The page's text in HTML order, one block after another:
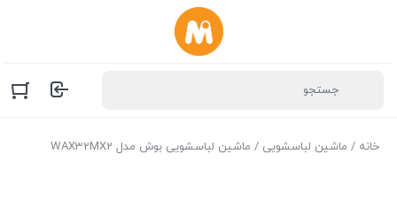
خانه / ماشین لباسشویی / ماشین لباسشویی بوش مدل WAX32MX2